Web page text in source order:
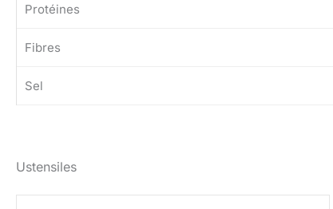
Protéines
Fibres
Sel
Ustensiles